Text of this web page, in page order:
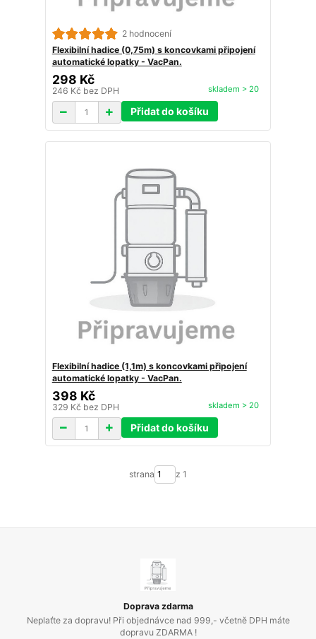
2 hodnocení
Flexibilní hadice (0,75m) s koncovkami připojení
automatické lopatky - VacPan.
298 Kč
246 Kč bez DPH skladem > 20
Přidat do košíku
Flexibilní hadice (1,1m) s koncovkami připojení
automatické lopatky - VacPan.
398 Kč
329 Kč bez DPH skladem > 20
Přidat do košíku
strana z 1
Doprava zdarma
Neplaťte za dopravu! Při objednávce nad 999,- včetně DPH máte
dopravu ZDARMA !